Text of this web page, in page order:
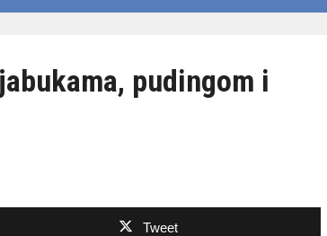
pudingom i
Tweet